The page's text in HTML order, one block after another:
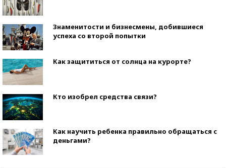
Знаменитости и бизнесмены, добившиеся
успеха со второй попытки
Как защититься от солнца на курорте?
Кто изобрел средства связи?
Как научить ребенка правильно обращаться с
деньгами?